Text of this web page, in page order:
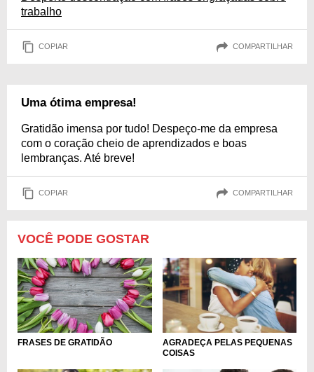
trabalho
COPIAR COMPARTILHAR
Uma ótima empresa!
Gratidão imensa por tudo! Despeço-me da empresa
com o coração cheio de aprendizados e boas
lembranças. Até breve!
COPIAR COMPARTILHAR
VOCÊ PODE GOSTAR
FRASES DE GRATIDÃO
AGRADEÇA PELAS PEQUENAS
COISAS